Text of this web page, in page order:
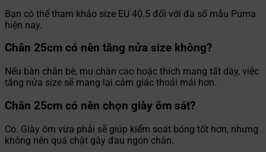
Bạn có thể tham khảo size EU 40.5 đối với đa số mẫu Puma
hiện nay.
Chân 25cm có nên tăng nửa size không?
Nếu bàn chân bè, mu chân cao hoặc thích mang tất dày, việc
tăng nửa size sẽ mang lại cảm giác thoải mái hơn.
Chân 25cm có nên chọn giày ôm sát?
Có. Giày ôm vừa phải sẽ giúp kiểm soát bóng tốt hơn, nhưng
không nên quá chật gây đau ngón chân.